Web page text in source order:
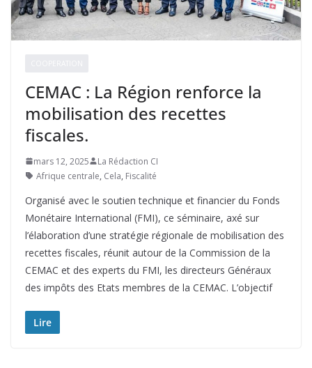
CEMAC : La Région renforce la
mobilisation des recettes
fiscales.
mars 12, 2025
La Rédaction CI
Afrique centrale, Cela, Fiscalité
Organisé avec le soutien technique et financier du Fonds
Monétaire International (FMI), ce séminaire, axé sur
l’élaboration d’une stratégie régionale de mobilisation des
recettes fiscales, réunit autour de la Commission de la
CEMAC et des experts du FMI, les directeurs Généraux
des impôts des Etats membres de la CEMAC. L’objectif
Lire